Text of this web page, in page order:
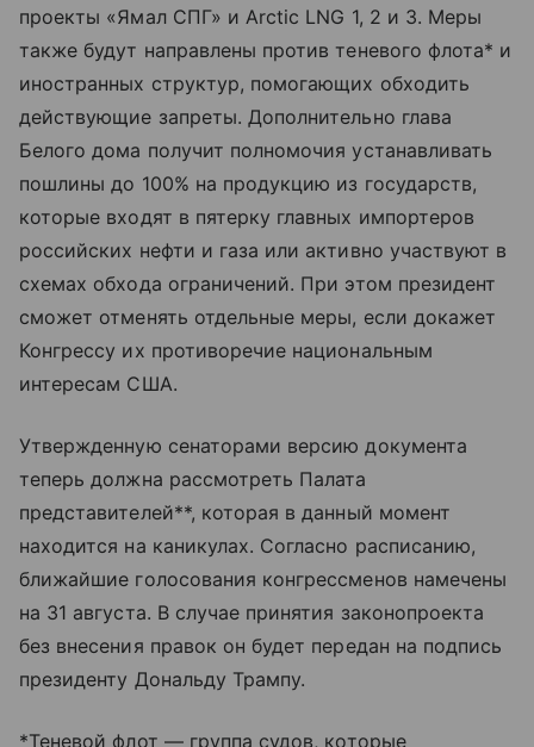
проекты «Ямал СПГ» и Arctic LNG 1, 2 и 3. Меры
также будут направлены против теневого флота* и
иностранных структур, помогающих обходить
действующие запреты. Дополнительно глава
Белого дома получит полномочия устанавливать
пошлины до 100% на продукцию из государств,
которые входят в пятерку главных импортеров
российских нефти и газа или активно участвуют в
схемах обхода ограничений. При этом президент
сможет отменять отдельные меры, если докажет
Конгрессу их противоречие национальным
интересам США.
Утвержденную сенаторами версию документа
теперь должна рассмотреть Палата
представителей**, которая в данный момент
находится на каникулах. Согласно расписанию,
ближайшие голосования конгрессменов намечены
на 31 августа. В случае принятия законопроекта
без внесения правок он будет передан на подпись
президенту Дональду Трампу.
*Теневой флот — группа судов, которые